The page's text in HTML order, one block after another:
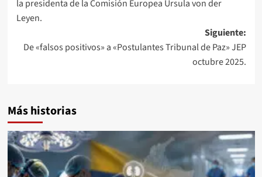
entradas
la presidenta de la Comisión Europea Úrsula von der
Leyen.
Siguiente:
De «falsos positivos» a «Postulantes Tribunal de Paz» JEP
octubre 2025.
Más historias